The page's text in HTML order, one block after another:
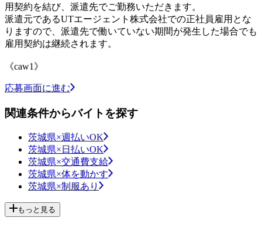
用契約を結び、派遣先でご勤務いただきます。
派遣元であるUTエージェント株式会社での正社員雇用とな
りますので、派遣先で働いていない期間が発生した場合でも
雇用契約は継続されます。
《caw1》
応募画面に進む
関連条件からバイトを探す
茨城県×週払いOK
茨城県×日払いOK
茨城県×交通費支給
茨城県×体を動かす
茨城県×制服あり
もっと見る